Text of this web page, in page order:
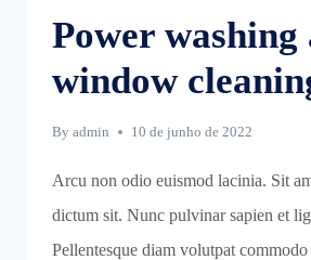
Power washing
window
By admin 10 de junho de 2022
Arcu non odio euismod lacinia. Sit
dictum sit. Nunc pulvinar sapien et
Pellentesque diam volutpat commodo